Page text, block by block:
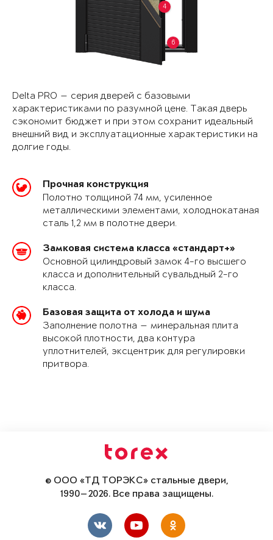
4
6
Delta PRO — серия дверей с базовыми
характеристиками по разумной цене. Такая дверь
сэкономит бюджет и при этом сохранит идеальный
внешний вид и эксплуатационные характеристики на
долгие годы.
Прочная конструкция
Полотно толщиной 74 мм, усиленное
металлическими элементами, холоднокатаная
сталь 1,2 мм в полотне двери.
Замковая система класса «стандарт+»
Основной цилиндровый замок 4-го высшего
класса и дополнительный сувальдный 2-го
класса.
Базовая защита от холода и шума
Заполнение полотна — минеральная плита
высокой плотности, два контура
уплотнителей, эксцентрик для регулировки
притвора.
© ООО «ТД ТОРЭКС» стальные двери,
1990—2026. Все права защищены.